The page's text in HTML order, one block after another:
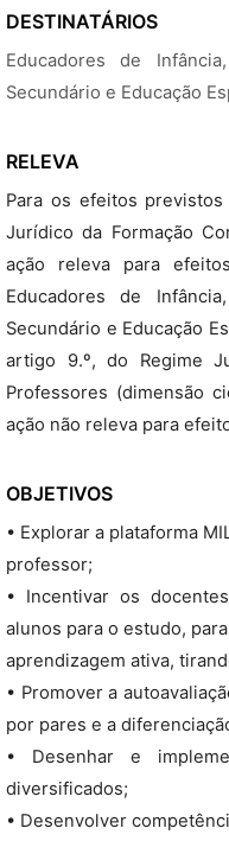
DESTINATÁRIOS
Educadores de
Secundário e Educação
RELEVA
Para os efeitos
Jurídico da Formação
ação releva para
Educadores de
Secundário e Educação
artigo 9.º, do Regime
Professores (dimensão
ação não releva para
OBJETIVOS
• Explorar a plataforma
professor;
• Incentivar os
alunos para o estudo,
aprendizagem ativa,
• Promover a
por pares e a
• Desenhar e
diversificados;
• Desenvolver